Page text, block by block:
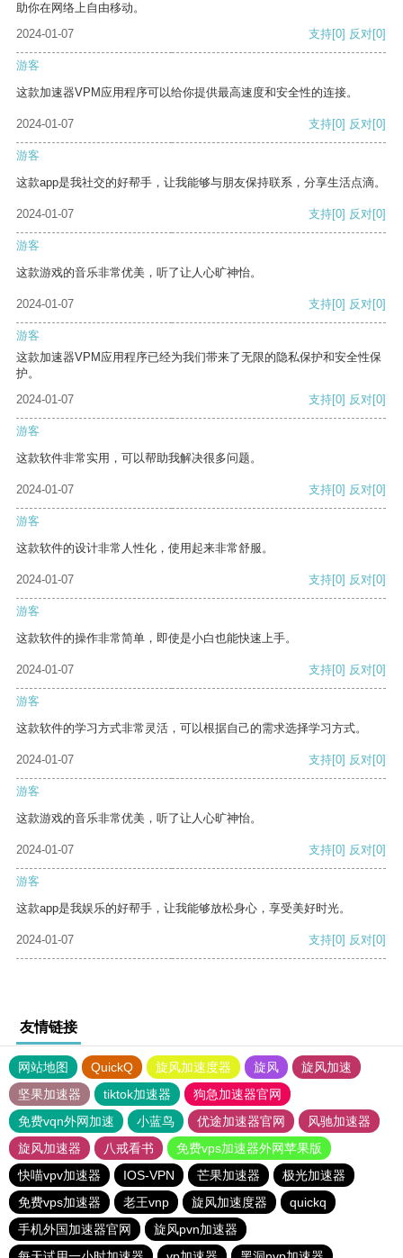
助你在网络上自由移动。
2024-01-07
支持[0] 反对[0]
游客
这款加速器VPM应用程序可以给你提供最高速度和安全性的连接。
2024-01-07 支持[0] 反对[0]
游客
这款app是我社交的好帮手，让我能够与朋友保持联系，分享生活点滴。
2024-01-07 支持[0] 反对[0]
游客
这款游戏的音乐非常优美，听了让人心旷神怡。
2024-01-07 支持[0] 反对[0]
游客
这款加速器VPM应用程序已经为我们带来了无限的隐私保护和安全性保
护。
2024-01-07
支持[0] 反对[0]
游客
这款软件非常实用，可以帮助我解决很多问题。
2024-01-07 支持[0] 反对[0]
游客
这款软件的设计非常人性化，使用起来非常舒服。
2024-01-07 支持[0] 反对[0]
游客
这款软件的操作非常简单，即使是小白也能快速上手。
2024-01-07 支持[0] 反对[0]
游客
这款软件的学习方式非常灵活，可以根据自己的需求选择学习方式。
2024-01-07 支持[0] 反对[0]
游客
这款游戏的音乐非常优美，听了让人心旷神怡。
2024-01-07 支持[0] 反对[0]
游客
这款app是我娱乐的好帮手，让我能够放松身心，享受美好时光。
2024-01-07 支持[0] 反对[0]
友情链接
网站地图 QuickQ 旋风加速度器 旋风
旋风加速
坚果加速器
tiktok加速器
狗急加速器官网
免费vqn外网加速
小蓝鸟 优途加速器官网
风驰加速器
旋风加速器
八戒看书
免费vps加速器外网苹果版
快喵vpv加速器
IOS-VPN 芒果加速器
极光加速器
免费vps加速器
老王vnp 旋风加速度器
quickq
手机外国加速器官网
旋风pvn加速器